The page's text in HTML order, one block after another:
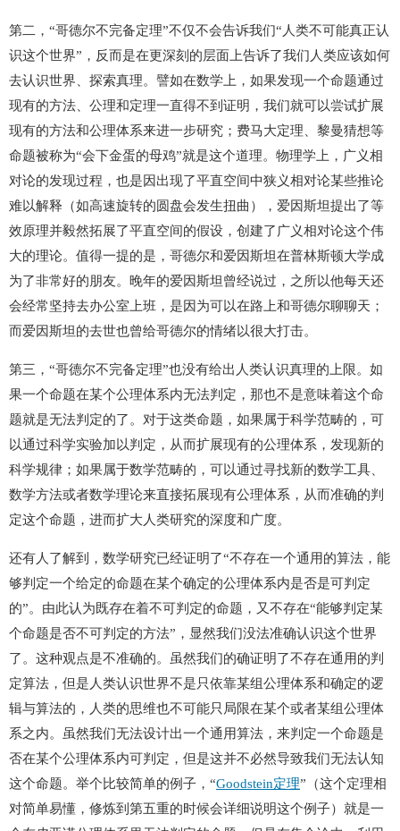
第二，“哥德尔不完备定理”不仅不会告诉我们“人类不可能真正认
识这个世界”，反而是在更深刻的层面上告诉了我们人类应该如何
去认识世界、探索真理。譬如在数学上，如果发现一个命题通过
现有的方法、公理和定理一直得不到证明，我们就可以尝试扩展
现有的方法和公理体系来进一步研究；费马大定理、黎曼猜想等
命题被称为“会下金蛋的母鸡”就是这个道理。物理学上，广义相
对论的发现过程，也是因出现了平直空间中狭义相对论某些推论
难以解释（如高速旋转的圆盘会发生扭曲），爱因斯坦提出了等
效原理并毅然拓展了平直空间的假设，创建了广义相对论这个伟
大的理论。值得一提的是，哥德尔和爱因斯坦在普林斯顿大学成
为了非常好的朋友。晚年的爱因斯坦曾经说过，之所以他每天还
会经常坚持去办公室上班，是因为可以在路上和哥德尔聊聊天；
而爱因斯坦的去世也曾给哥德尔的情绪以很大打击。
第三，“哥德尔不完备定理”也没有给出人类认识真理的上限。如
果一个命题在某个公理体系内无法判定，那也不是意味着这个命
题就是无法判定的了。对于这类命题，如果属于科学范畴的，可
以通过科学实验加以判定，从而扩展现有的公理体系，发现新的
科学规律；如果属于数学范畴的，可以通过寻找新的数学工具、
数学方法或者数学理论来直接拓展现有公理体系，从而准确的判
定这个命题，进而扩大人类研究的深度和广度。
还有人了解到，数学研究已经证明了“不存在一个通用的算法，能
够判定一个给定的命题在某个确定的公理体系内是否是可判定
的”。由此认为既存在着不可判定的命题，又不存在“能够判定某
个命题是否不可判定的方法”，显然我们没法准确认识这个世界
了。这种观点是不准确的。虽然我们的确证明了不存在通用的判
定算法，但是人类认识世界不是只依靠某组公理体系和确定的逻
辑与算法的，人类的思维也不可能只局限在某个或者某组公理体
系之内。虽然我们无法设计出一个通用算法，来判定一个命题是
否在某个公理体系内可判定，但是这并不必然导致我们无法认知
这个命题。举个比较简单的例子，“Goodstein定理”（这个定理相
对简单易懂，修炼到第五重的时候会详细说明这个例子）就是一